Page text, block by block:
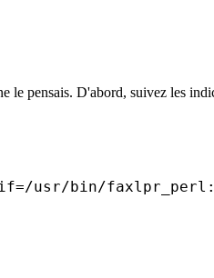
pensais. D'abord, suivez les
usr/bin/faxlpr_perl: